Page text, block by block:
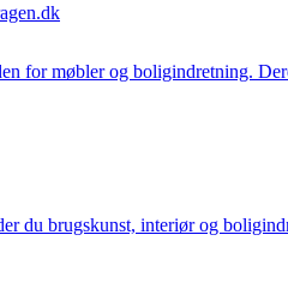
for møbler og boligindretning.
du brugskunst, interiør og